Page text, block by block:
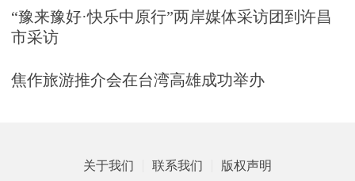
“豫来豫好·快乐中原行”两岸媒体采访团到许昌
市采访
焦作旅游推介会在台湾高雄成功举办
关于我们 联系我们 版权声明